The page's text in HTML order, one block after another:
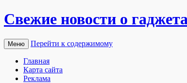
Свежие новости о
Меню Перейти к содержимому
Главная
Карта сайта
Реклама